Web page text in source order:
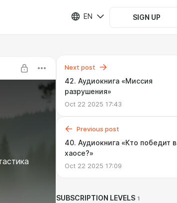
EN SIGN UP
Next post
42. Аудиокнига «Миссия
разрушения»
Oct 22 2025 17:43
Previous post
40. Аудиокнига «Кто победит в
хаосе?»
Oct 22 2025 17:09
SUBSCRIPTION LEVELS 1